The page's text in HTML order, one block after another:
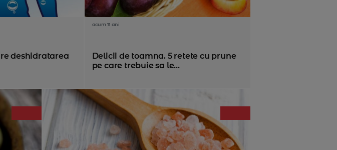
deshidratarea
acum 11 ani
Delicii de toamna. 5 retete cu prune
pe care trebuie sa le...